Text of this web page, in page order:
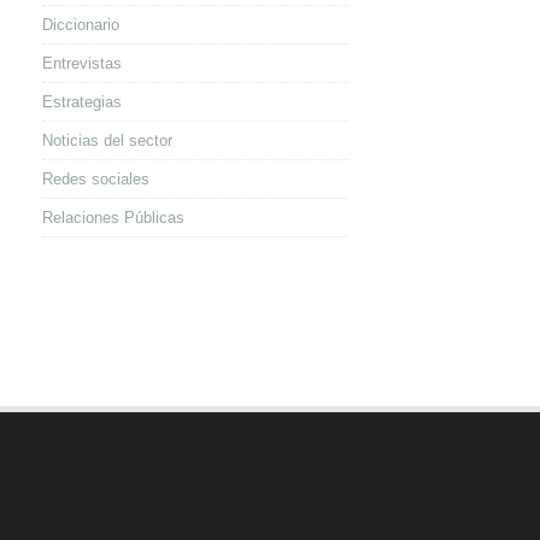
Diccionario
Entrevistas
Estrategias
Noticias del sector
Redes sociales
Relaciones Públicas